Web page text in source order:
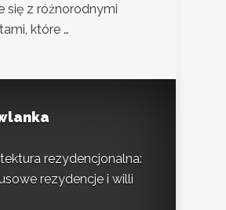
się z różnorodnymi
które …
rezydencjonalna:
rezydencje i willi